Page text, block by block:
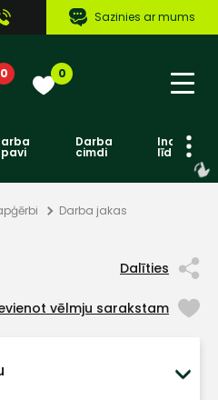
Sazinies ar mums
0 0
Darba
cimdi līdzekļi
Darba jakas
Dalīties
vēlmju sarakstam